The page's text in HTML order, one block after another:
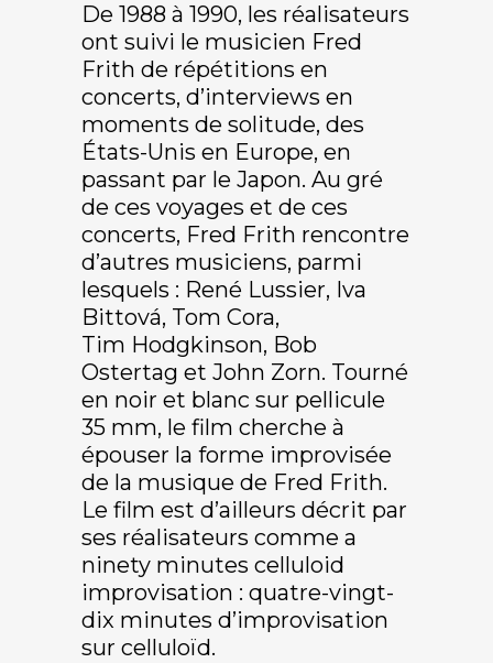
De 1988 à 1990, les réalisateurs
ont suivi le musicien Fred
Frith de répétitions en
concerts, d’interviews en
moments de solitude, des
États-Unis en Europe, en
passant par le Japon. Au gré
de ces voyages et de ces
concerts, Fred Frith rencontre
d’autres musiciens, parmi
lesquels : René Lussier, Iva
Bittová, Tom Cora,
Tim Hodgkinson, Bob
Ostertag et John Zorn. Tourné
en noir et blanc sur pellicule
35 mm, le film cherche à
épouser la forme improvisée
de la musique de Fred Frith.
Le film est d’ailleurs décrit par
ses réalisateurs comme a
ninety minutes celluloid
improvisation : quatre-vingt-
dix minutes d’improvisation
sur celluloïd.